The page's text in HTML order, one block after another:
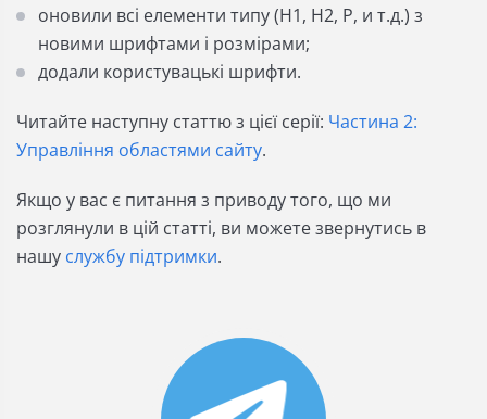
оновили всі елементи типу (H1, H2, P, и т.д.) з
новими шрифтами і розмірами;
додали користувацькі шрифти.
Читайте наступну статтю з цієї серії: Частина 2:
Управління областями сайту.
Якщо у вас є питання з приводу того, що ми
розглянули в цій статті, ви можете звернутись в
нашу службу підтримки.